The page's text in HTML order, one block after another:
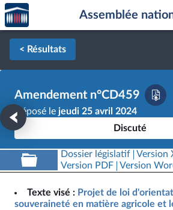
Aller au contenu
Aller en bas de la page
Accèder
à la
page
d'accueil
Assemblée
< Résultats
Amendement n°CD459
Déposé le jeudi 25 avril 2024
Discuté
Dossier législatif Version
Version PDF
Version
Texte visé : Projet de loi
souveraineté en matière agricole et